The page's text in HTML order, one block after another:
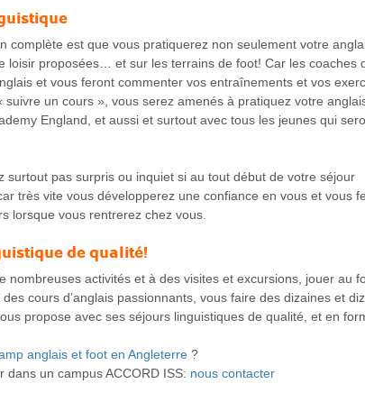
complète est que vous pratiquerez non seulement votre
loisir proposées… et sur les terrains de foot! Car les coaches
et vous feront commenter vos entraînements et vos
un cours », vous serez amenés à pratiquez votre
England, et aussi et surtout avec tous les jeunes qui
pas surpris ou inquiet si au tout début de votre séjour
très vite vous développerez une confiance en vous et vous
lorsque vous rentrerez chez vous.
de qualité!
activités et à des visites et excursions, jouer au
cours d’anglais passionnants, vous faire des dizaines et
propose avec ses séjours linguistiques de qualité, et en
anglais et foot en Angleterre ?
un campus ACCORD ISS: nous contacter